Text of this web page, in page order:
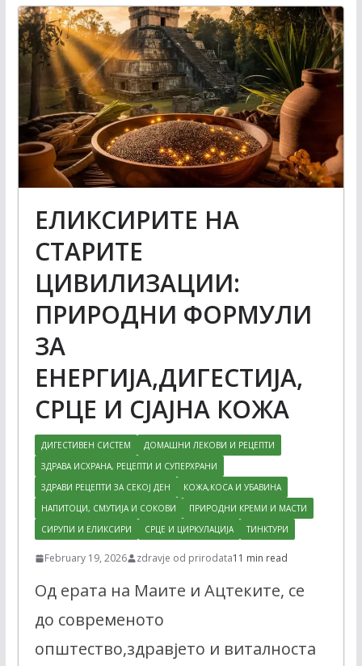
ЕЛИКСИРИТЕ НА
СТАРИТЕ
ЦИВИЛИЗАЦИИ:
ПРИРОДНИ ФОРМУЛИ
ЗА
ЕНЕРГИЈА,ДИГЕСТИЈА,
СРЦЕ И СЈАЈНА КОЖА
ДИГЕСТИВЕН СИСТЕМ
ДОМАШНИ ЛЕКОВИ И РЕЦЕПТИ
ЗДРАВА ИСХРАНА, РЕЦЕПТИ И СУПЕРХРАНИ
ЗДРАВИ РЕЦЕПТИ ЗА СЕКОЈ ДЕН
КОЖА,КОСА И УБАВИНА
НАПИТОЦИ, СМУТИЈА И СОКОВИ
ПРИРОДНИ КРЕМИ И МАСТИ
СИРУПИ И ЕЛИКСИРИ
СРЦЕ И ЦИРКУЛАЦИЈА ТИНКТУРИ
February 19, 2026 zdravje od prirodata11 min read
Од ерата на Маите и Ацтеките, се
до современото
општество,здравјето и виталноста